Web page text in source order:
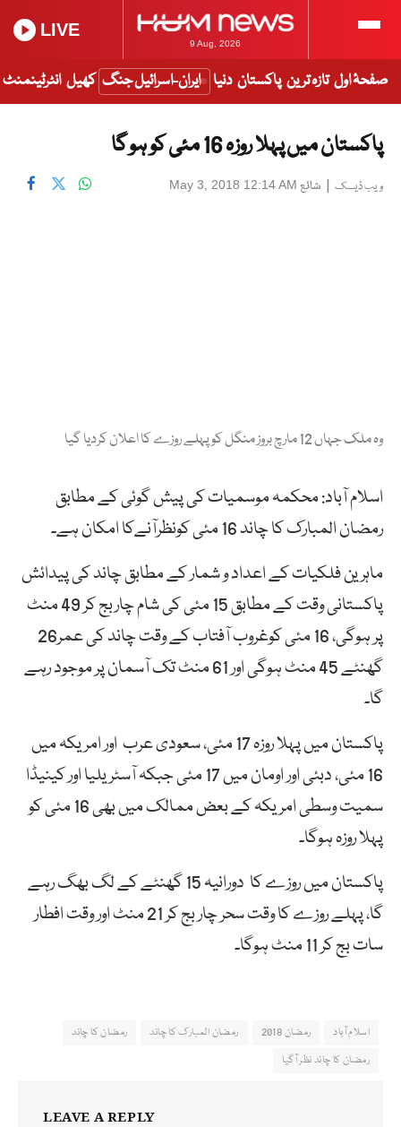
9 Aug, 2026
LIVE
صفحۂ اول تازہ ترین پاکستان دنیا ایران-اسرائیل جنگ کھیل انٹرٹینمنٹ
پاکستان میں پہلا روزہ 16 مئی کو ہو گا
ویب ڈیسک | شائع May 3, 2018 12:14 AM
وہ ملک جہاں 12 مارچ بروز منگل کو پہلے روزے کا اعلان کردیا گیا
اسلام آباد: محکمہ موسمیات کی پیش گوئی کے مطابق
رمضان المبارک کا چاند 16 مئی کونظرآنےکا امکان ہے۔
ماہرین فلکیات کے اعداد و شمار کے مطابق چاند کی پیدائش
پاکستانی وقت کے مطابق 15 مئی کی شام چاربج کر 49 منٹ
پر ہوگی، 16 مئی کوغروب آفتاب کے وقت چاند کی عمر26
گھنٹے 45 منٹ ہوگی اور 61 منٹ تک آسمان پر موجود رہے
گا۔
پاکستان میں پہلا روزہ 17 مئی، سعودی عرب اور امریکہ میں
16 مئی، دبئی اور اومان میں 17 مئی جبکہ آسٹریلیا اور کینیڈا
سمیت وسطی امریکہ کے بعض ممالک میں بھی 16 مئی کو
پہلا روزہ ہوگا۔
پاکستان میں روزے کا دورانیہ 15 گھنٹے کے لگ بھگ رہے
گا، پہلے روزے کا وقت سحر چار بج کر 21 منٹ اور وقت افطار
سات بج کر 11 منٹ ہوگا۔
اسلام آباد رمضان 2018 رمضان المبارک کا چاند
رمضان کا چاند
رمضان کا چاند نظر آگیا
LEAVE A REPLY